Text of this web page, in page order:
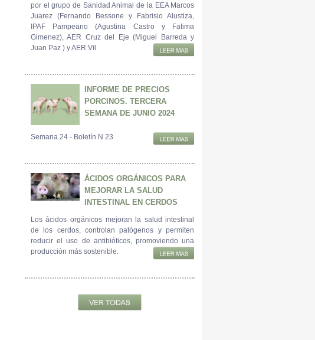
por el grupo de Sanidad Animal de la EEA Marcos
Juarez (Fernando Bessone y Fabrisio Alustiza,
IPAF Pampeano (Agustina Castro y Fatima
Gimenez), AER Cruz del Eje (Miguel Barreda y
Juan Paz ) y AER Vil
INFORME DE PRECIOS
PORCINOS. TERCERA
SEMANA DE JUNIO 2024
Semana 24 - Boletín N 23
ÁCIDOS ORGÁNICOS PARA
MEJORAR LA SALUD
INTESTINAL EN CERDOS
Los ácidos orgánicos mejoran la salud intestinal
de los cerdos, controlan patógenos y permiten
reducir el uso de antibióticos, promoviendo una
producción más sostenible.